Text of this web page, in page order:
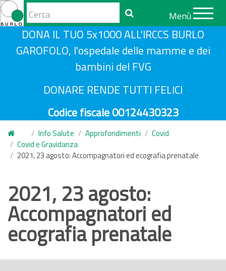
Form
di
ricerca
Cerca
DONA IL TUO 5x1000 ALL'IRCCS BURLO
GAROFOLO, l'ospedale delle mamme e dei
bambini del FVG
DONARE RENDE TUTTI FELICI
Codice fiscale 00124430323
Menù
Info Salute Approfondimenti
Covid
Covid e Gravidanza
2021, 23 agosto: Accompagnatori ed ecografia prenatale
2021, 23 agosto:
Accompagnatori ed
ecografia prenatale